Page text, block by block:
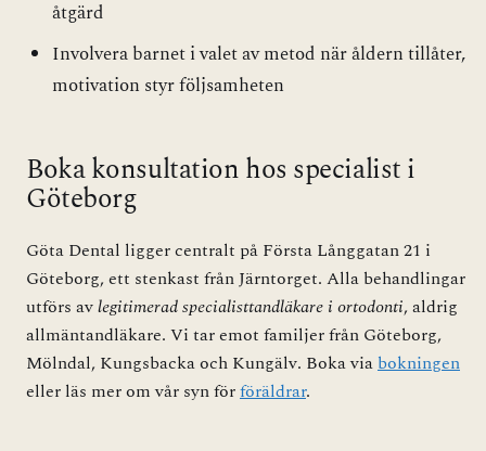
åtgärd
Involvera barnet i valet av metod när åldern tillåter,
motivation styr följsamheten
Boka konsultation hos specialist i
Göteborg
Göta Dental ligger centralt på Första Långgatan 21 i
Göteborg, ett stenkast från Järntorget. Alla behandlingar
utförs avlegitimerad specialisttandläkare i ortodonti, aldrig
allmäntandläkare. Vi tar emot familjer från Göteborg,
Mölndal, Kungsbacka och Kungälv. Boka viabokningen
eller läs mer om vår syn förföräldrar.